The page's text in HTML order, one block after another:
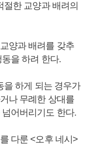
절한 교양과 배려의
양과 배려를 갖추
을 하려 한다.
을 하게 되는 경우가
나 무례한 상대를
어버리기도 한다.
다룬 <오후 네시>